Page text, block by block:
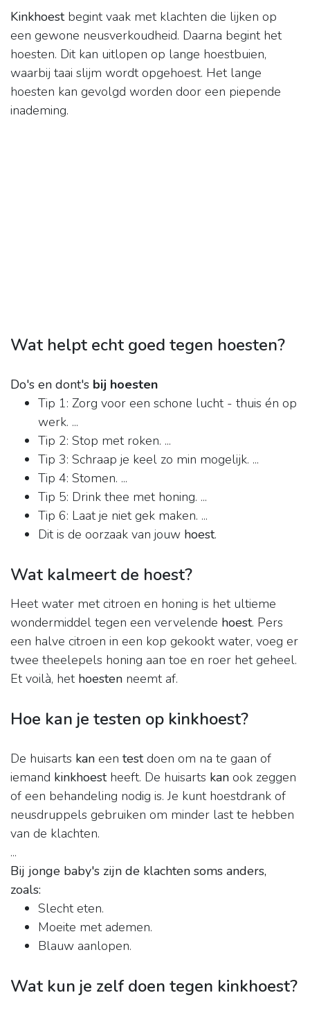
Kinkhoestbegint vaak met klachten die lijken op
een gewone neusverkoudheid. Daarna begint het
hoesten. Dit kan uitlopen op lange hoestbuien,
waarbij taai slijm wordt opgehoest. Het lange
hoesten kan gevolgd worden door een piepende
inademing.
Wat helpt echt goed tegen hoesten?
Do's en dont's bij hoesten
Tip 1: Zorg voor een schone lucht - thuis én op
werk. ...
Tip 2: Stop met roken. ...
Tip 3: Schraap je keel zo min mogelijk. ...
Tip 4: Stomen. ...
Tip 5: Drink thee met honing. ...
Tip 6: Laat je niet gek maken. ...
Dit is de oorzaak van jouw hoest.
Wat kalmeert de hoest?
Heet water met citroen en honing is het ultieme
wondermiddel tegen een vervelende hoest. Pers
een halve citroen in een kop gekookt water, voeg er
twee theelepels honing aan toe en roer het geheel.
Et voilà, het hoesten neemt af.
Hoe kan je testen op kinkhoest?
De huisarts kan een testdoen om na te gaan of
iemand kinkhoestheeft. De huisarts kan ook zeggen
of een behandeling nodig is. Je kunt hoestdrank of
neusdruppels gebruiken om minder last te hebben
van de klachten.
...
Bij jonge baby's zijn de klachten soms anders,
zoals:
Slecht eten.
Moeite met ademen.
Blauw aanlopen.
Wat kun je zelf doen tegen kinkhoest?